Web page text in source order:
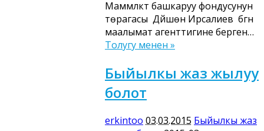
Маммүлктү башкаруу фондусунун
төрагасы Дүйшөн Ирсалиев бүгүн
маалымат агенттигине берген…
Толугу менен »
Быйылкы жаз жылуу
болот
erkintoo 03.03.2015 Быйылкы жаз